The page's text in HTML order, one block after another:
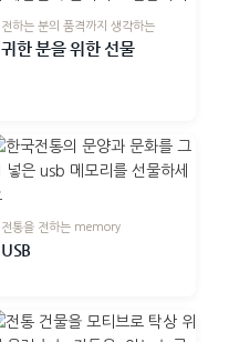
전하는 분의 품격까지 생각하는
귀한 분을 위한 선물
전통을 전하는 memory
USB